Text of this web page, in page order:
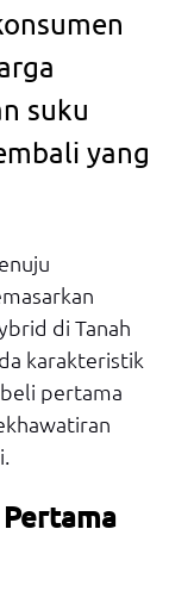
suku
yang
di Tanah
karakteristik
pertama